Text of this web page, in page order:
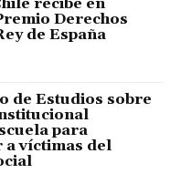
recibe en
Derechos
de España
de Estudios sobre
para
a víctimas del